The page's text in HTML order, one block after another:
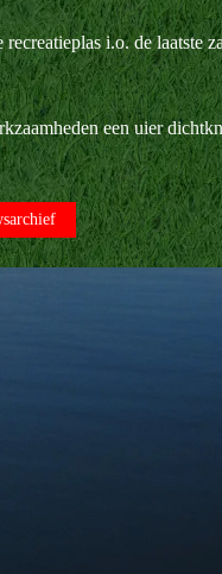
i.o. de laatste
een uier